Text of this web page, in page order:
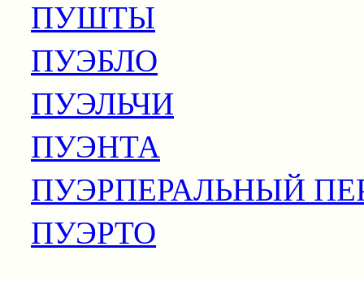
ПУШТЫ
ПУЭБЛО
ПУЭЛЬЧИ
ПУЭНТА
ПУЭРПЕРАЛЬНЫЙ
ПУЭРТО